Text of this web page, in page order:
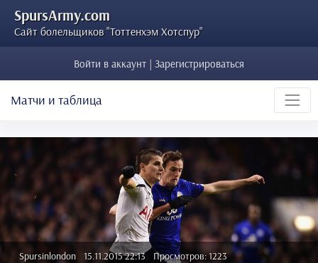
SpursArmy.com
Сайт болельщиков "Тоттенхэм Хотспур"
Войти в аккаунт | Зарегистрироваться
Матчи и таблица
Spursinlondon 15.11.2015 22:13 Просмотров: 1223